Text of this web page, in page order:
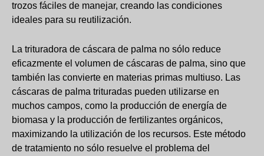
trozos fáciles de manejar, creando las condiciones
ideales para su reutilización.
La trituradora de cáscara de palma no sólo reduce
eficazmente el volumen de cáscaras de palma, sino que
también las convierte en materias primas multiuso. Las
cáscaras de palma trituradas pueden utilizarse en
muchos campos, como la producción de energía de
biomasa y la producción de fertilizantes orgánicos,
maximizando la utilización de los recursos. Este método
de tratamiento no sólo resuelve el problema del